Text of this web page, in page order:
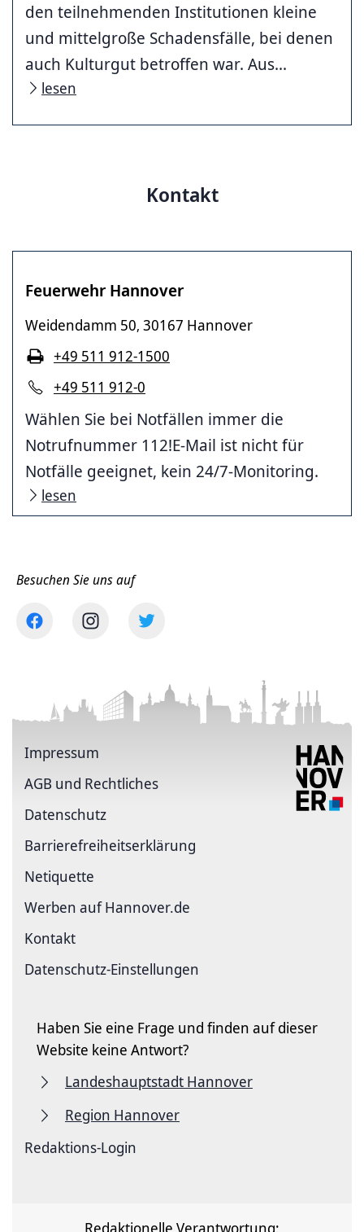
den teilnehmenden Institutionen kleine
und mittelgroße Schadensfälle, bei denen
auch Kulturgut betroffen war. Aus...
lesen
Kontakt
Feuerwehr Hannover
Weidendamm 50, 30167 Hannover
+49 511 912-0
+49 511 912-1500
Wählen Sie bei Notfällen immer die
Notrufnummer 112!E-Mail ist nicht für
Notfälle geeignet, kein 24/7-Monitoring.
lesen
Besuchen Sie uns auf
Impressum
AGB und Rechtliches
Datenschutz
Barriere­freiheits­erklärung
Netiquette
Werben auf Hannover.de
Kontakt
Datenschutz-Einstellungen
Haben Sie eine Frage und finden auf dieser
Website keine Antwort?
Landeshauptstadt Hannover
Region Hannover
Redaktions-Login
Redaktionelle Verantwortung: